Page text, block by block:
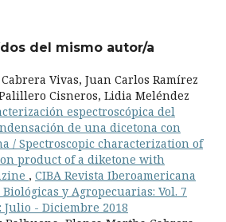
del mismo autor/a
Vivas, Juan Carlos Ramírez
Cisneros, Lidia Meléndez
espectroscópica del
de una dicetona con
/ Spectroscopic characterization of
product of a diketone with
, CIBA Revista Iberoamericana
y Agropecuarias: Vol. 7
Julio - Diciembre 2018